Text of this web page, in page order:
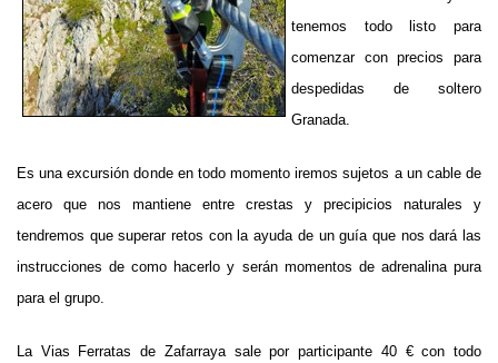
tenemos todo listo para
comenzar con precios para
despedidas de soltero
Granada.
Es una excursión donde en todo momento iremos sujetos a un cable de
acero que nos mantiene entre crestas y precipicios naturales y
tendremos que superar retos con la ayuda de un guía que nos dará las
instrucciones de como hacerlo y serán momentos de adrenalina pura
para el grupo.
La Vias Ferratas de Zafarraya sale por participante 40 € con todo